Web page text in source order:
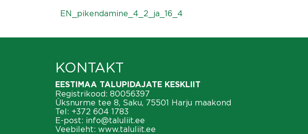
EN_pikendamine_4_2_ja_16_4
KONTAKT
EESTIMAA TALUPIDAJATE KESKLIIT
Registrikood: 80056397
Üksnurme tee 8, Saku, 75501 Harju maakond
Tel: +372 604 1783
E-post: info@taluliit.ee
Veebileht: www.taluliit.ee